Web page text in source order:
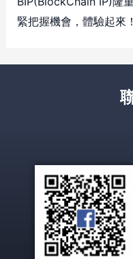
緊把握機會，體驗起來！